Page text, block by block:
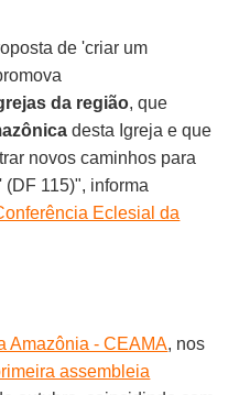
de 'criar um
da região, que
desta Igreja e que
novos caminhos para
' (DF 115)", informa
Eclesial da
Amazônia - CEAMA, nos
assembleia